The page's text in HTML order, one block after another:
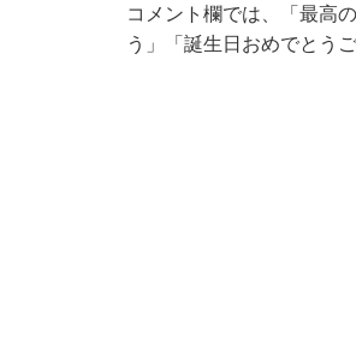
コメント欄では、「最高
う」「誕生日おめでとう